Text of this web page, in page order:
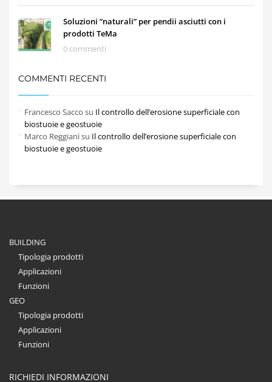
Soluzioni “naturali” per pendii asciutti con i
prodotti TeMa
0 commenti
COMMENTI RECENTI
Francesco Sacco su Il controllo dell’erosione superficiale con
biostuoie e geostuoie
Marco Reggianisu Il controllo dell’erosione superficiale con
biostuoie e geostuoie
BUILDING
Tipologia prodotti
Applicazioni
Funzioni
GEO
Tipologia prodotti
Applicazioni
Funzioni
RICHIEDI INFORMAZIONI